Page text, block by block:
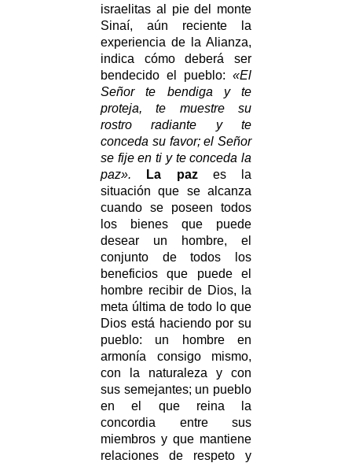
israelitas al pie del monte
Sinaí, aún reciente la
experiencia de la Alianza,
indica cómo deberá ser
bendecido el pueblo: «El
Señor te bendiga y te
proteja, te muestre su
rostro radiante y te
conceda su favor; el Señor
se fije en ti y te conceda la
paz».
La pazes la
situación que se alcanza
cuando se poseen todos
los bienes que puede
desear un hombre, el
conjunto de todos los
beneficios que puede el
hombre recibir de Dios, la
meta última de todo lo que
Dios está haciendo por su
pueblo: un hombre en
armonía consigo mismo,
con la naturaleza y con
sus semejantes; un pueblo
en el que reina la
concordia entre sus
miembros y que mantiene
relaciones de respeto y